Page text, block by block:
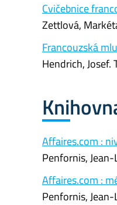
Cvičebnice
Zettlová,
Francouzská
Hendrich,
Affaires.com :
Penfornis,
Affaires.com :
Penfornis,